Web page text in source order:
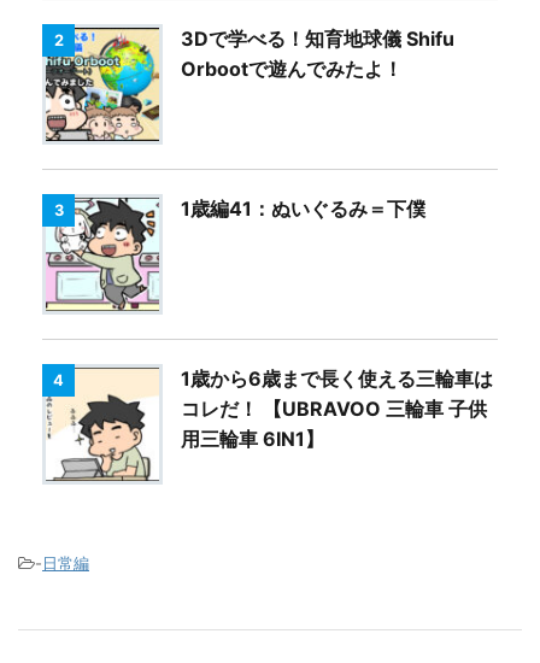
2
3Dで学べる！知育地球儀 Shifu
Orbootで遊んでみたよ！
3 1歳編41：ぬいぐるみ＝下僕
4
1歳から6歳まで長く使える三輪車は
コレだ！ 【UBRAVOO 三輪車 子供
用三輪車 6IN1】
-日常編